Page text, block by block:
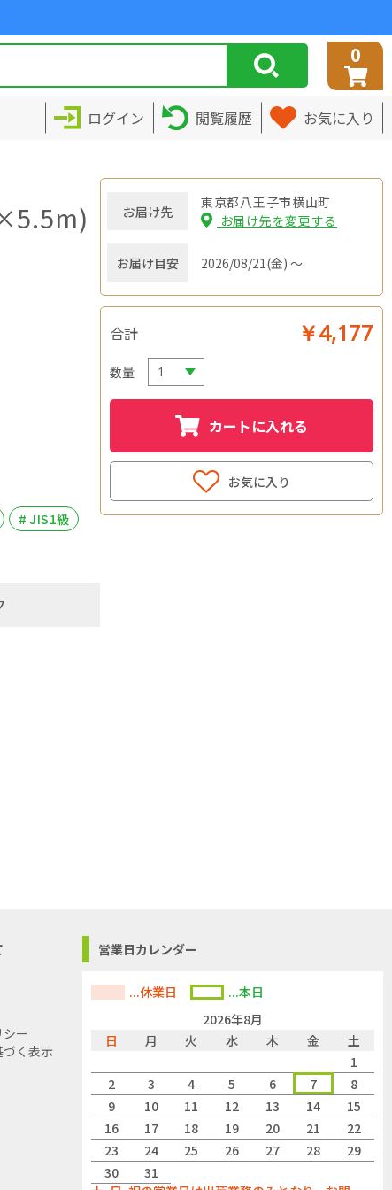
0
ログイン 閲覧履歴 お気に入り
# JIS1級
お届け先
東京都八王子市横山町
お届け先を変更する
お届け目安 2026/08/21(金) ～
合計 ￥4,177
数量
カートに入れる
お気に入り
ー
く表示
営業日カレンダー
...休業日
...本日
2026年8月
日
月 火 水 木 金
土
1
2
3 4 5 6 7
8
9
10 11 12 13 14
15
16
17 18 19 20 21
22
23
24 25 26 27 28
29
30
31